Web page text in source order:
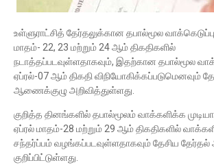
உள்ளுராட்சித் தேர்தலுக்கான தபால்மூல
மாதம்- 22, 23 மற்றும் 24 ஆம் திகதிகளில்
நடாத்தப்படவுள்ளதாகவும், இதற்கான தபால்மூல
ஏப்ரல்-07 ஆம் திகதி விநியோகிக்கப்படுமெனவும்
ஆணைக்குழு அறிவித்துள்ளது.
குறித்த தினங்களில் தபால்மூலம் வாக்களிக்க
ஏப்ரல் மாதம்-28 மற்றும் 29 ஆம் திகதிகளில்
சந்தர்ப்பம் வழங்கப்படவுள்ளதாகவும் தேசிய
குறிப்பிட்டுள்ளது.